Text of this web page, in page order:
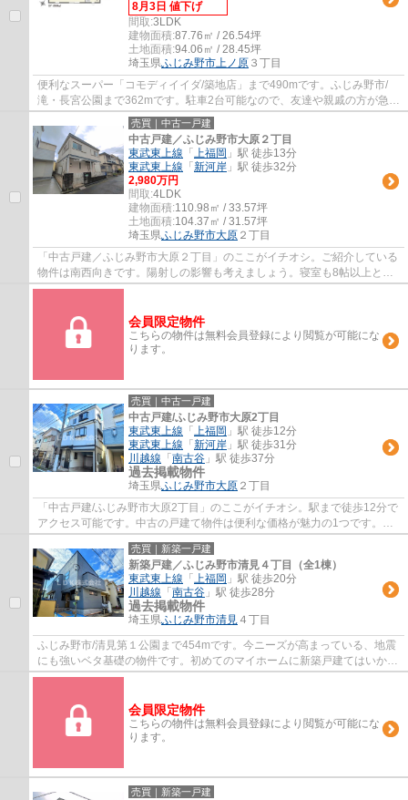
8月3日 値下げ
間取:3LDK
建物面積:87.76㎡ / 26.54坪
土地面積:94.06㎡ / 28.45坪
埼玉県ふじみ野市上ノ原 ３丁目
便利なスーパー「コモディイイダ/築地店」まで490mです。ふじみ野市/
滝・長宮公園まで362mです。駐車2台可能なので、友達や親戚の方が急に
来ても置けます。移動手段に不便を感じない東...
売買｜中古一戸建
中古戸建／ふじみ野市大原２丁目
東武東上線 「 上福岡 」駅 徒歩13分
東武東上線 「 新河岸 」駅 徒歩32分
2,980万円
間取:4LDK
建物面積:110.98㎡ / 33.57坪
土地面積:104.37㎡ / 31.57坪
埼玉県ふじみ野市大原 ２丁目
「中古戸建／ふじみ野市大原２丁目」のここがイチオシ。ご紹介している
物件は南西向きです。陽射しの影響も考えましょう。寝室も8帖以上と、
広々とした快適なものになっています。自然...
会員限定物件
こちらの物件は無料会員登録により閲覧が可能にな
ります。
売買｜中古一戸建
中古戸建/ふじみ野市大原2丁目
東武東上線 「 上福岡 」駅 徒歩12分
東武東上線 「 新河岸 」駅 徒歩31分
川越線 「 南古谷 」駅 徒歩37分
過去掲載物件
埼玉県ふじみ野市大原 ２丁目
「中古戸建/ふじみ野市大原2丁目」のここがイチオシ。駅まで徒歩12分で
アクセス可能です。中古の戸建て物件は便利な価格が魅力の1つです。東
武東上線上福岡近くにある戸建て情報で、何...
売買｜新築一戸建
新築戸建／ふじみ野市清見４丁目（全1棟）
東武東上線 「 上福岡 」駅 徒歩20分
川越線 「 南古谷 」駅 徒歩28分
過去掲載物件
埼玉県ふじみ野市清見 ４丁目
ふじみ野市/清見第１公園まで454mです。今ニーズが高まっている、地震
にも強いベタ基礎の物件です。初めてのマイホームに新築戸建てはいかが
でしょうか。ふじみ野市での不動産探しはＬ...
会員限定物件
こちらの物件は無料会員登録により閲覧が可能にな
ります。
売買｜新築一戸建